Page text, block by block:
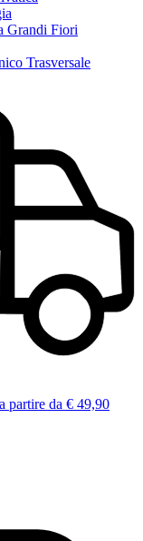
Grandi Fiori
Trasversale
a partire da € 49,90